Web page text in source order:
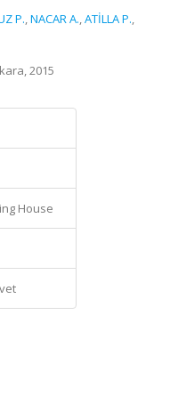
P.,NACAR A.,ATİLLA P.,
2015
House